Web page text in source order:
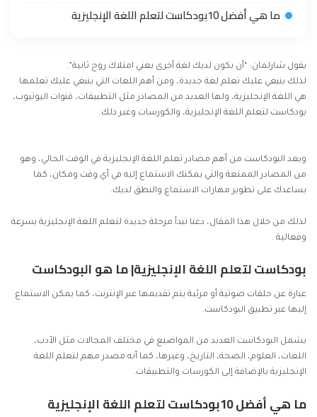
ما هي أفضل 10بودكاست لتعلم اللغة الإنجليزية
يقول شارلمان: “أن يكون لديك لغة أخرى يعني امتلاك روح ثانية”.
لذلك ينبغي عليك تعلم لغة جديدة، ومن أهم اللغات التي ينبغي عليك تعلمها
هي اللغة الإنجليزية، ولها العديد من المصادر مثل التطبيقات، قنوات اليوتيوب،
بودكاست لتعلم اللغة الإنجليزية، والكورسات وغير ذلك.
ويعد البودكاست من أهم مصادر تعلم اللغة الإنجليزية في الوقت الحالي، وهو
من المصادر الممتعة والتي يمكنك الاستماع إليه في أي وقت ومكان، كما
يساعدك على تطوير مهارات الاستماع والنطق لديك.
لذلك من خلال هذا المقال، دعنا نبدأ مرحلة جديدة لتعلم اللغة الإنجليزية بسرعة
وفعالية .
بودكاست لتعلم اللغة الإنجليزية| ما هو البودكاست
عبارة عن حلقات صوتية أو مرئية يتم تقديمها عبر الإنترنت، كما يمكن الاستماع
إليها عبر تطبيق البودكاست.
يشمل البودكاست العديد من المواضيع في مختلف المجالات مثل الأدب،
اللغات، العلوم، الصحة، التاريخ، وغيرها، كما أنه مصدر مهم لتعلم اللغة
الإنجليزية بالإضافة إلى الكورسات والتطبيقات.
ما هي أفضل 10بودكاست لتعلم اللغة الإنجليزية